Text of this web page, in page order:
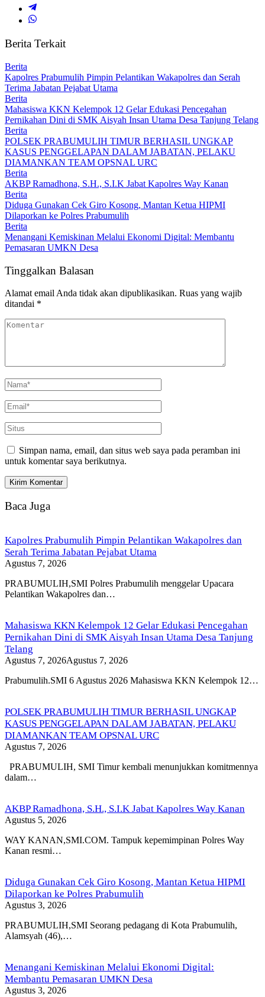
Berita Terkait
Berita
Kapolres Prabumulih Pimpin Pelantikan Wakapolres dan Serah
Terima Jabatan Pejabat Utama
Berita
Mahasiswa KKN Kelempok 12 Gelar Edukasi Pencegahan
Pernikahan Dini di SMK Aisyah Insan Utama Desa Tanjung Telang
Berita
POLSEK PRABUMULIH TIMUR BERHASIL UNGKAP
KASUS PENGGELAPAN DALAM JABATAN, PELAKU
DIAMANKAN TEAM OPSNAL URC
Berita
AKBP Ramadhona, S.H., S.I.K Jabat Kapolres Way Kanan
Berita
Diduga Gunakan Cek Giro Kosong, Mantan Ketua HIPMI
Dilaporkan ke Polres Prabumulih
Berita
Menangani Kemiskinan Melalui Ekonomi Digital: Membantu
Pemasaran UMKN Desa
Tinggalkan Balasan
Alamat email Anda tidak akan dipublikasikan. Ruas yang wajib
ditandai *
Simpan nama, email, dan situs web saya pada peramban ini
untuk komentar saya berikutnya.
Baca Juga
Kapolres Prabumulih Pimpin Pelantikan Wakapolres dan
Serah Terima Jabatan Pejabat Utama
Agustus 7, 2026
PRABUMULIH,SMI Polres Prabumulih menggelar Upacara
Pelantikan Wakapolres dan…
Mahasiswa KKN Kelempok 12 Gelar Edukasi Pencegahan
Pernikahan Dini di SMK Aisyah Insan Utama Desa Tanjung
Telang
Agustus 7, 2026Agustus 7, 2026
Prabumulih.SMI 6 Agustus 2026 Mahasiswa KKN Kelempok 12…
POLSEK PRABUMULIH TIMUR BERHASIL UNGKAP
KASUS PENGGELAPAN DALAM JABATAN, PELAKU
DIAMANKAN TEAM OPSNAL URC
Agustus 7, 2026
PRABUMULIH, SMI Timur kembali menunjukkan komitmennya
dalam…
AKBP Ramadhona, S.H., S.I.K Jabat Kapolres Way Kanan
Agustus 5, 2026
WAY KANAN,SMI.COM. Tampuk kepemimpinan Polres Way
Kanan resmi…
Diduga Gunakan Cek Giro Kosong, Mantan Ketua HIPMI
Dilaporkan ke Polres Prabumulih
Agustus 3, 2026
PRABUMULIH,SMI Seorang pedagang di Kota Prabumulih,
Alamsyah (46),…
Menangani Kemiskinan Melalui Ekonomi Digital:
Membantu Pemasaran UMKN Desa
Agustus 3, 2026